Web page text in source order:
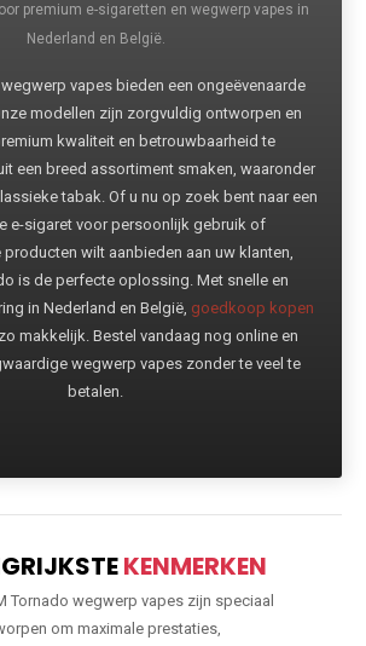
premium e-sigaretten en wegwerp vapes in
Nederland en België.
vapes bieden een ongeëvenaarde
modellen zijn zorgvuldig ontworpen en
kwaliteit en betrouwbaarheid te
een breed assortiment smaken, waaronder
tabak. Of u nu op zoek bent naar een
e-sigaret voor persoonlijk gebruik of
wilt aanbieden aan uw klanten,
is de perfecte oplossing. Met snelle en
in Nederland en België, goedkoop kopen
makkelijk. Bestel vandaag nog online en
wegwerp vapes zonder te veel te
betalen.
KENMERKEN
Tornado wegwerp vapes zijn speciaal
om maximale prestaties,